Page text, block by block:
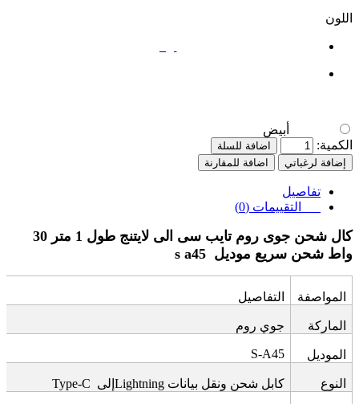
اللون
أبيض
الكمية:
اضافة للسلة
إضافة لرغباتي
اضافة للمقارنة
تفاصيل
التقييمات (0)
كال شحن جوى روم تايب سى الى لايتنج طول 1 متر 30
واط شحن سريع موديل s a45
المواصفة التفاصيل
الماركة جوي روم
الموديل S-A45
النوع كابل شحن ونقل بيانات Type-C إلى Lightning